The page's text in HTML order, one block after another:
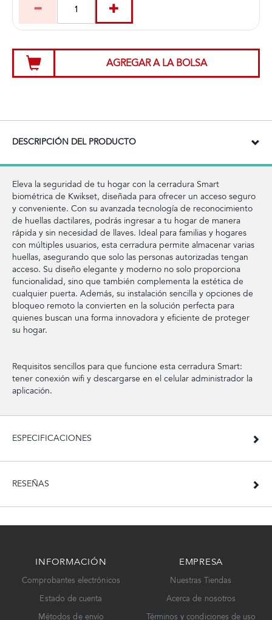
AGREGAR A LA BOLSA
DESCRIPCIÓN DEL PRODUCTO
Eleva la seguridad de tu hogar con la cerradura Smart
biométrica de Kwikset, diseñada para ofrecer un acceso seguro
y conveniente. Con su avanzada tecnología de reconocimiento
de huellas dactilares, podrás ingresar a tu hogar de manera
rápida y sin necesidad de llaves. Ideal para familias y hogares
con múltiples usuarios, esta cerradura permite almacenar varias
huellas, asegurando que solo las personas autorizadas tengan
acceso. Su diseño elegante y moderno no solo proporciona
funcionalidad, sino que también complementa la estética de
cualquier puerta. Además, su instalación sencilla y opciones de
bloqueo remoto la convierten en la solución perfecta para
quienes buscan una forma innovadora y eficiente de proteger
su hogar.
Requisitos sencillos para que funcione esta cerradura Smart:
tener conexión wifi y descargarse en el celular administrador la
aplicación.
ESPECIFICACIONES
RESEÑAS
INFORMACIÓN
Comprobantes electrónicos
Estado de cuenta
Métodos de envío
EMPRESA
Nuestras Tiendas
Acerca de nosotros
Términos y condiciones de uso